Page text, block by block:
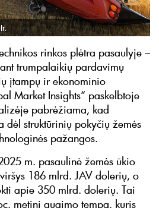
rinkos plėtra pasaulyje –
trumpalaikių pardavimų
įtampų ir ekonominio
Market Insights“ paskelbtoje
pabrėžiama, kad
dėl struktūrinių pokyčių žemės
pažangos.
m. pasaulinė žemės ūkio
186 mlrd. JAV dolerių, o
apie 350 mlrd. dolerių. Tai
metinį augimo tempą, kuris